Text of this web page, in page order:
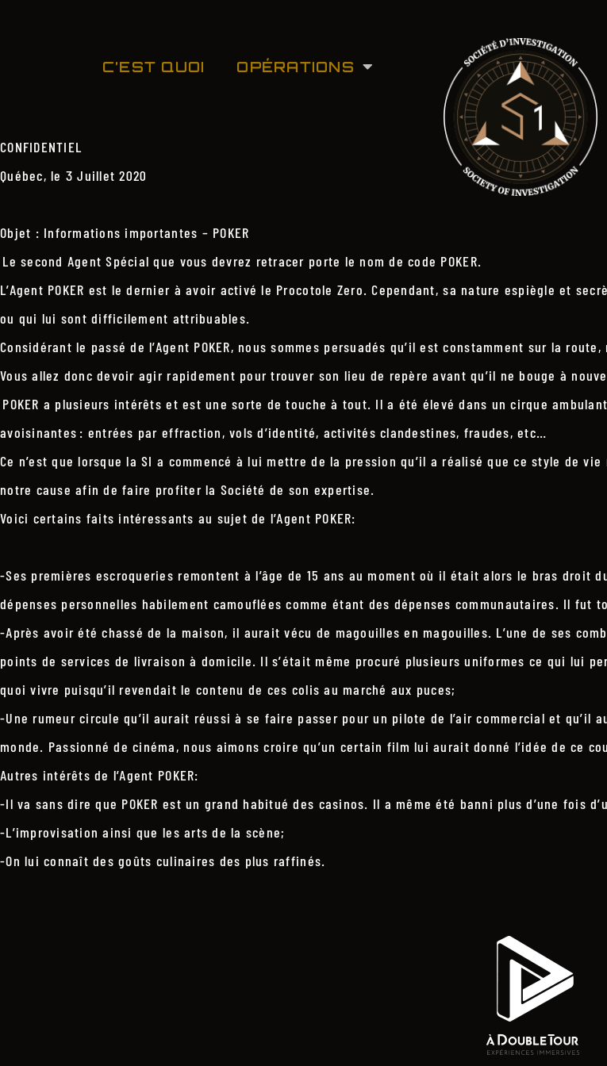
C’EST QUOI OPÉRATIONS
CONFIDENTIEL
Québec, le 3 Juillet 2020
Objet : Informations importantes – POKER
Le second Agent Spécial que vous devrez retracer porte le nom de code POKER.
L’Agent POKER est le dernier à avoir activé le Procotole Zero. Cependant, sa nature espiègle et
ou qui lui sont difficilement attribuables.
Considérant le passé de l’Agent POKER, nous sommes persuadés qu’il est constamment sur la
Vous allez donc devoir agir rapidement pour trouver son lieu de repère avant qu’il ne bouge à
POKER a plusieurs intérêts et est une sorte de touche à tout. Il a été élevé dans un cirque
avoisinantes : entrées par effraction, vols d’identité, activités clandestines, fraudes, etc…
Ce n’est que lorsque la SI a commencé à lui mettre de la pression qu’il a réalisé que ce style de
notre cause afin de faire profiter la Société de son expertise.
Voici certains faits intéressants au sujet de l’Agent POKER:
-Ses premières escroqueries remontent à l’âge de 15 ans au moment où il était alors le bras
dépenses personnelles habilement camouflées comme étant des dépenses communautaires. Il
-Après avoir été chassé de la maison, il aurait vécu de magouilles en magouilles. L’une de ses
points de services de livraison à domicile. Il s’était même procuré plusieurs uniformes ce qui lui
quoi vivre puisqu’il revendait le contenu de ces colis au marché aux puces;
-Une rumeur circule qu’il aurait réussi à se faire passer pour un pilote de l’air commercial et
monde. Passionné de cinéma, nous aimons croire qu’un certain film lui aurait donné l’idée de ce
Autres intérêts de l’Agent POKER:
-Il va sans dire que POKER est un grand habitué des casinos. Il a même été banni plus d’une fois
-L’improvisation ainsi que les arts de la scène;
-On lui connaît des goûts culinaires des plus raffinés.